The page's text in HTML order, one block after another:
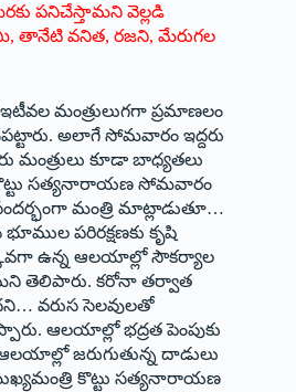
పనిచేస్తామని వెల్లడి
తానేటి వనిత, రజని, మేరుగల
మంత్రులుగగా ప్రమాణలం
అలాగే సోమవారం ఇద్దరు
మంత్రులు కూడా బాధ్యతలు
కొట్టు సత్యనారాయణ సోమవారం
మంత్రి మాట్లాడుతూ…
పరిరక్షణకు కృషి
ఉన్న ఆలయాల్లో సౌకర్యాల
తెలిపారు. కరోనా తర్వాత
వరుస సెలవులతో
ఆలయాల్లో భద్రత పెంపుకు
జరుగుతున్న దాడులు
కొట్టు సత్యనారాయణ